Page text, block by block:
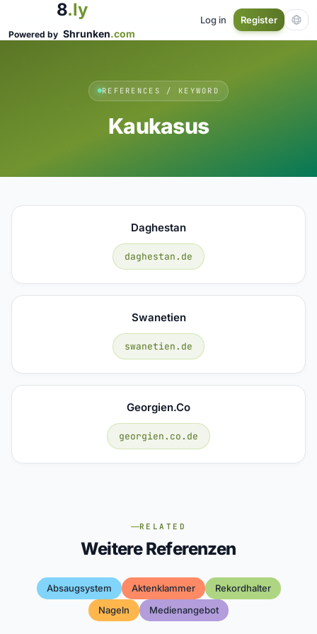
8.ly
Powered by Shrunken.com
Log in Register
REFERENCES / KEYWORD
Kaukasus
Daghestan
daghestan.de
Swanetien
swanetien.de
Georgien.co
georgien.co.de
RELATED
Weitere Referenzen
Absaugsystem Aktenklammer
Rekordhalter
Nageln
Medienangebot